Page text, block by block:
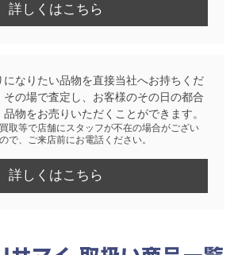
詳しくはこちら
になりたい品物を直接当社へお持ちくだ
その場で査定し、お客様のその日の都合
品物をお売りいただくことができます。
取等で店舗にスタッフが不在の場合がござい
で、ご来店前にお電話ください。
詳しくはこちら